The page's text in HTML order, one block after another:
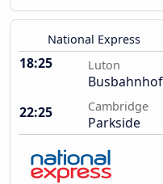
National Express
18:25 Luton
Busbahnhof
22:25
Cambridge
Parkside